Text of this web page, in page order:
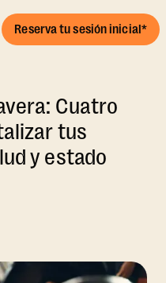
Reserva tu sesión inicial*
Cuatro
tus
y estado